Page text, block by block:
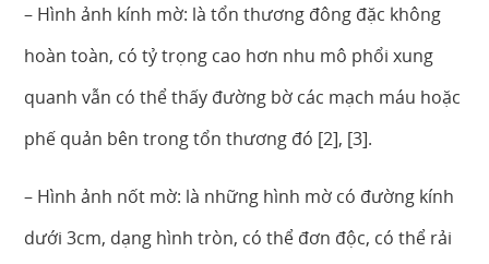
– Hình ảnh kính mờ: là tổn thương đông đặc không
hoàn toàn, có tỷ trọng cao hơn nhu mô phổi xung
quanh vẫn có thể thấy đường bờ các mạch máu hoặc
phế quản bên trong tổn thương đó [2], [3].
– Hình ảnh nốt mờ: là những hình mờ có đường kính
dưới 3cm, dạng hình tròn, có thể đơn độc, có thể rải